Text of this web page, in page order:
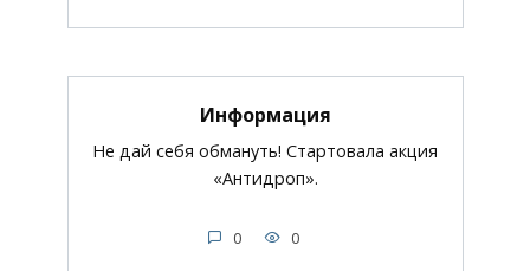
Информация
Не дай себя обмануть! Стартовала акция
«Антидроп».
0 0